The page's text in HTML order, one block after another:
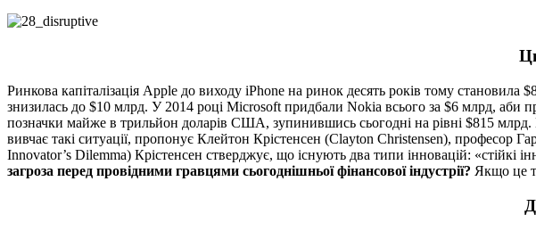
Ринкова капіталізація Apple до виходу iPhone на ринок десять років тому становила
знизилась до $10 млрд. У 2014 році Microsoft придбали Nokia всього за $6 млрд, аби
позначки майже в трильйон доларів США, зупинившись сьогодні на рівні $815
вивчає такі ситуації, пропонує Клейтон Крістенсен (Clayton Christensen), професор
Innovator’s Dilemma) Крістенсен стверджує, що існують два типи інновацій: «стійкі
загроза перед провідними гравцями сьогоднішньої фінансової індустрії? Якщо це